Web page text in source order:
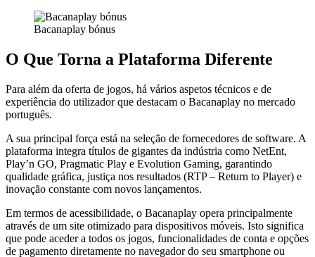
Bacanaplay bónus
O Que Torna a Plataforma Diferente
Para além da oferta de jogos, há vários aspetos técnicos e de
experiência do utilizador que destacam o Bacanaplay no mercado
português.
A sua principal força está na seleção de fornecedores de software. A
plataforma integra títulos de gigantes da indústria como NetEnt,
Play’n GO, Pragmatic Play e Evolution Gaming, garantindo
qualidade gráfica, justiça nos resultados (RTP – Return to Player) e
inovação constante com novos lançamentos.
Em termos de acessibilidade, o Bacanaplay opera principalmente
através de um site otimizado para dispositivos móveis. Isto significa
que pode aceder a todos os jogos, funcionalidades de conta e opções
de pagamento diretamente no navegador do seu smartphone ou